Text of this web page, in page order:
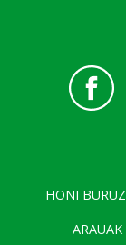
HONI BURUZ
ARAUAK